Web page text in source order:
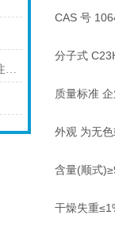
在注射用盐酸万古霉素时有哪些注意事项你知道么
CAS 号
分子式
质量标准
外观 为无
含量(顺式
干燥失重